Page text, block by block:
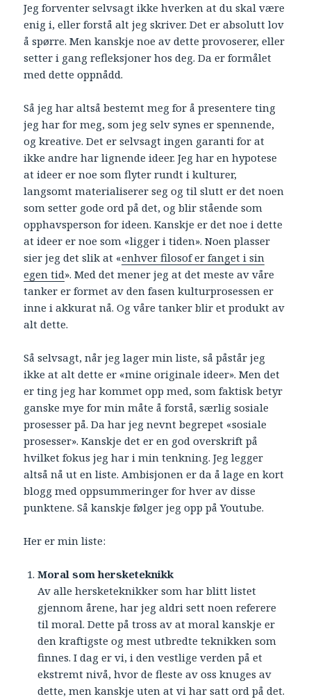
Jeg forventer selvsagt ikke hverken at du skal være
enig i, eller forstå alt jeg skriver. Det er absolutt lov
å spørre. Men kanskje noe av dette provoserer, eller
setter i gang refleksjoner hos deg. Da er formålet
med dette oppnådd.
Så jeg har altså bestemt meg for å presentere ting
jeg har for meg, som jeg selv synes er spennende,
og kreative. Det er selvsagt ingen garanti for at
ikke andre har lignende ideer. Jeg har en hypotese
at ideer er noe som flyter rundt i kulturer,
langsomt materialiserer seg og til slutt er det noen
som setter gode ord på det, og blir stående som
opphavsperson for ideen. Kanskje er det noe i dette
at ideer er noe som «ligger i tiden». Noen plasser
sier jeg det slik at «enhver filosof er fanget i sin
egen tid». Med det mener jeg at det meste av våre
tanker er formet av den fasen kulturprosessen er
inne i akkurat nå. Og våre tanker blir et produkt av
alt dette.
Så selvsagt, når jeg lager min liste, så påstår jeg
ikke at alt dette er «mine originale ideer». Men det
er ting jeg har kommet opp med, som faktisk betyr
ganske mye for min måte å forstå, særlig sosiale
prosesser på. Da har jeg nevnt begrepet «sosiale
prosesser». Kanskje det er en god overskrift på
hvilket fokus jeg har i min tenkning. Jeg legger
altså nå ut en liste. Ambisjonen er da å lage en kort
blogg med oppsummeringer for hver av disse
punktene. Så kanskje følger jeg opp på Youtube.
Her er min liste:
Moral som hersketeknikk
Av alle hersketeknikker som har blitt listet
gjennom årene, har jeg aldri sett noen referere
til moral. Dette på tross av at moral kanskje er
den kraftigste og mest utbredte teknikken som
finnes. I dag er vi, i den vestlige verden på et
ekstremt nivå, hvor de fleste av oss knuges av
dette, men kanskje uten at vi har satt ord på det.